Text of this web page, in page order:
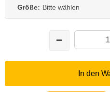
Größe: Bitte wählen
In den